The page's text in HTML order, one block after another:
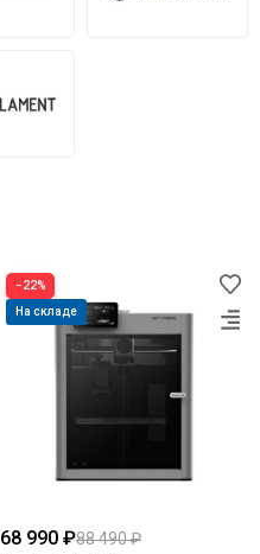
−22%
На складе
68 990 ₽88 490 ₽